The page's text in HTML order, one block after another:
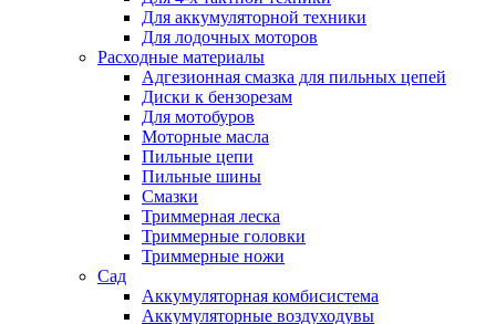
Для аккумуляторной техники
Для лодочных моторов
Расходные материалы
Адгезионная смазка для пильных цепей
Диски к бензорезам
Для мотобуров
Моторные масла
Пильные цепи
Пильные шины
Смазки
Триммерная леска
Триммерные головки
Триммерные ножи
Сад
Аккумуляторная комбисистема
Аккумуляторные воздуходувы